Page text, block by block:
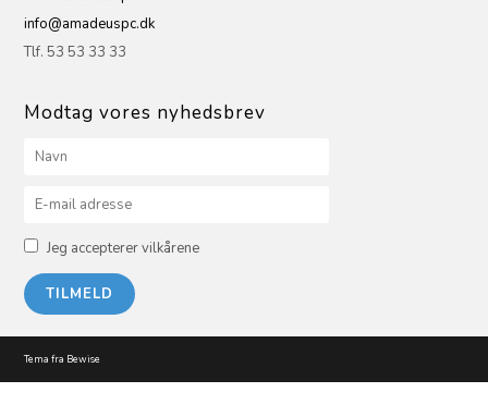
info@amadeuspc.dk
Tlf. 53 53 33 33
Modtag vores nyhedsbrev
Jeg accepterer vilkårene
Tema fra Bewise